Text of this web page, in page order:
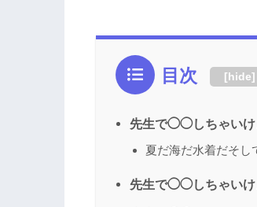
目次 [hide]
先生で◯◯しちゃいけ
夏だ海だ水着だそし
先生で◯◯しちゃいけ